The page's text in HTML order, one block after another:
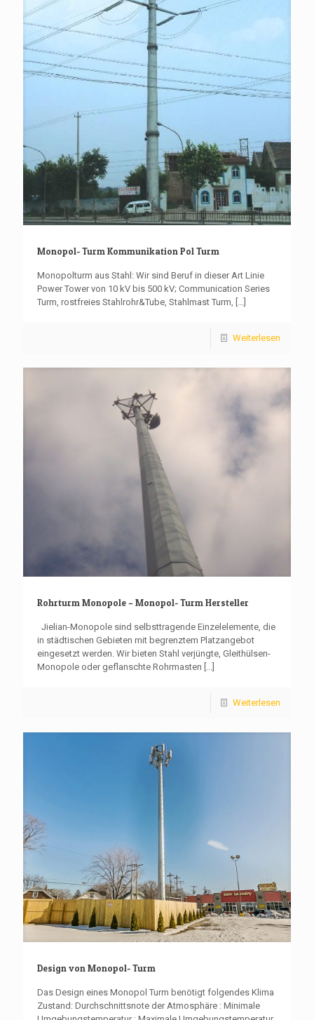
Monopol- Turm Kommunikation Pol Turm
Monopolturm aus Stahl: Wir sind Beruf in dieser Art Linie
Power Tower von 10 kV bis 500 kV; Communication Series
Turm, rostfreies Stahlrohr&Tube, Stahlmast Turm,
Weiterlesen
Rohrturm Monopole – Monopol- Turm Hersteller
Jielian-Monopole sind selbsttragende Einzelelemente, die
in städtischen Gebieten mit begrenztem Platzangebot
eingesetzt werden. Wir bieten Stahl verjüngte, Gleithülsen-
Monopole oder geflanschte Rohrmasten [...]
Weiterlesen
Design von Monopol- Turm
Das Design eines Monopol Turm benötigt folgendes Klima
Zustand: Durchschnittsnote der Atmosphäre : Minimale